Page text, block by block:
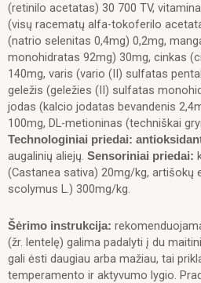
(retinilo acetatas) 30 700 TV,
(visų racematų alfa-tokoferilo
(natrio selenitas 0,4mg) 0,2mg,
monohidratas 92mg) 30mg, cinkas
140mg, varis (vario (II) sulfatas
geležis (geležies (II) sulfatas
jodas (kalcio jodatas bevandenis
100mg, DL-metioninas (techniškai
Technologiniai priedai:
augalinių aliejų. Sensoriniai priedai:
(Castanea sativa) 20mg/kg, artišokų
scolymus L.) 300mg/kg.
Šėrimo instrukcija: r
(žr. lentelę) galima padalyti į du
gali ėsti daugiau arba mažiau, tai
temperamento ir aktyvumo lygio.